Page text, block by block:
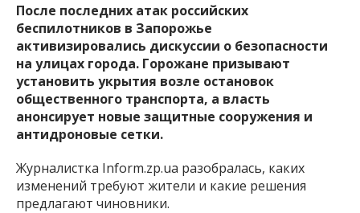
После последних атак российских
беспилотников в Запорожье
активизировались дискуссии о безопасности
на улицах города. Горожане призывают
установить укрытия возле остановок
общественного транспорта, а власть
анонсирует новые защитные сооружения и
антидроновые сетки.
Журналистка Inform.zp.ua разобралась, каких
изменений требуют жители и какие решения
предлагают чиновники.